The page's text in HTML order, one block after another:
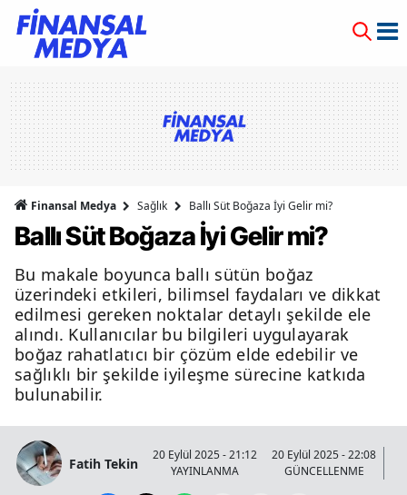
Finansal Medya Sağlık Ballı Süt Boğaza İyi Gelir mi?
Ballı Süt Boğaza İyi Gelir mi?
Bu makale boyunca ballı sütün boğaz
üzerindeki etkileri, bilimsel faydaları ve dikkat
edilmesi gereken noktalar detaylı şekilde ele
alındı. Kullanıcılar bu bilgileri uygulayarak
boğaz rahatlatıcı bir çözüm elde edebilir ve
sağlıklı bir şekilde iyileşme sürecine katkıda
bulunabilir.
Fatih Tekin
20 Eylül 2025 - 21:12
YAYINLANMA
20 Eylül 2025 - 22:08
GÜNCELLENME